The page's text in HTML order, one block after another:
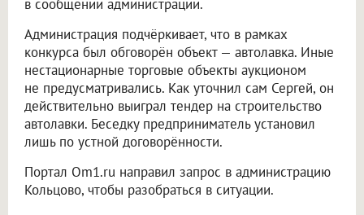
в сообщении администрации.
Администрация подчёркивает, что в рамках
конкурса был обговорён объект — автолавка. Иные
нестационарные торговые объекты аукционом
не предусматривались. Как уточнил сам Сергей, он
действительно выиграл тендер на строительство
автолавки. Беседку предприниматель установил
лишь по устной договорённости.
Портал Om1.ru направил запрос в администрацию
Кольцово, чтобы разобраться в ситуации.